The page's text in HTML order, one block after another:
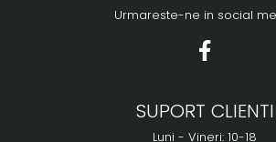
Urmareste-ne in social
SUPORT CLIENTI
Luni - Vineri: 10-18